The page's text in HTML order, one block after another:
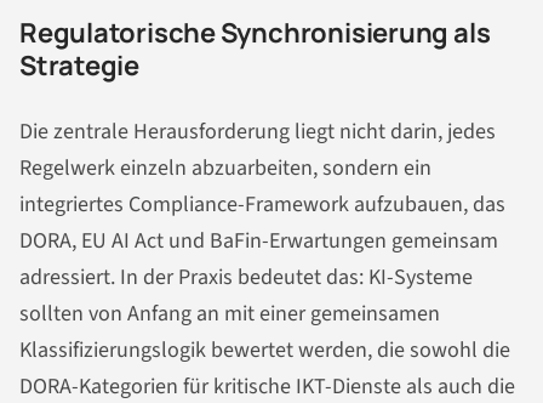
Regulatorische Synchronisierung als
Strategie
Die zentrale Herausforderung liegt nicht darin, jedes
Regelwerk einzeln abzuarbeiten, sondern ein
integriertes Compliance-Framework aufzubauen, das
DORA, EU AI Act und BaFin-Erwartungen gemeinsam
adressiert. In der Praxis bedeutet das: KI-Systeme
sollten von Anfang an mit einer gemeinsamen
Klassifizierungslogik bewertet werden, die sowohl die
DORA-Kategorien für kritische IKT-Dienste als auch die